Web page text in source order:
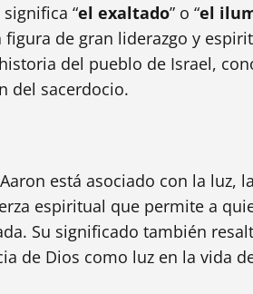
“el exaltado” o “el
de gran liderazgo y
del pueblo de Israel,
del sacerdocio.
está asociado con la luz,
espiritual que permite a
Su significado también
de Dios como luz en la vida